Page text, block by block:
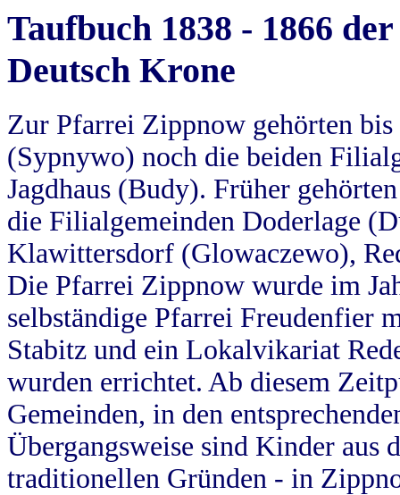
Taufbuch 1838 - 1866
Deutsch Krone
Zur Pfarrei Zippnow gehörten
(Sypnywo) noch die beiden
Jagdhaus (Budy). Früher
die Filialgemeinden Doderlage
Klawittersdorf (Glowaczewo),
Die Pfarrei Zippnow wurde im
selbständige Pfarrei Freudenfier
Stabitz und ein Lokalvikariat
wurden errichtet. Ab diesem
Gemeinden, in den
Übergangsweise sind Kinder aus
traditionellen Gründen - in